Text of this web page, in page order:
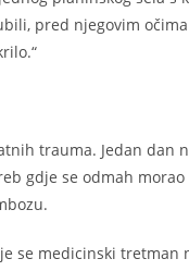
pred njegovim
trauma. Jedan dan
gdje se odmah
se medicinski tretman